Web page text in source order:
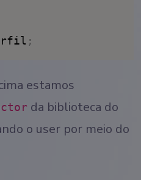
;
estamos
da biblioteca do
o user por meio do